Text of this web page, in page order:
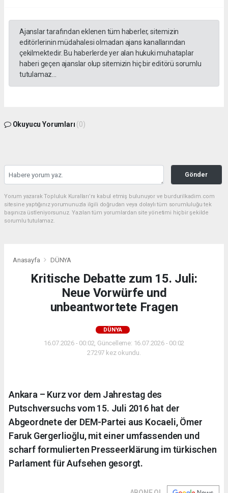
Ajanslar tarafından eklenen tüm haberler, sitemizin
editörlerinin müdahalesi olmadan ajans kanallarından
çekilmektedir. Bu haberlerde yer alan hukuki muhataplar
haberi geçen ajanslar olup sitemizin hiç bir editörü sorumlu
tutulamaz...
Okuyucu Yorumları (0)
Gönder
Yorum yazarak Topluluk Kuralları’nı kabul etmiş bulunuyor ve burdurilkadim.com
sitesine yaptığınız yorumunuzla ilgili doğrudan veya dolaylı tüm sorumluluğu tek
başınıza üstleniyorsunuz. Yazılan tüm yorumlardan site yönetimi hiçbir şekilde
sorumlu tutulamaz.
Anasayfa DÜNYA
Kritische Debatte zum 15. Juli:
Neue Vorwürfe und
unbeantwortete Fragen
DÜNYA
16.07.2026 - 00:02, Güncelleme: 16.07.2026 - 00:02
27297 kez okundu.
Ankara – Kurz vor dem Jahrestag des
Putschversuchs vom 15. Juli 2016 hat der
Abgeordnete der DEM-Partei aus Kocaeli, Ömer
Faruk Gergerlioğlu, mit einer umfassenden und
scharf formulierten Presseerklärung im türkischen
Parlament für Aufsehen gesorgt.